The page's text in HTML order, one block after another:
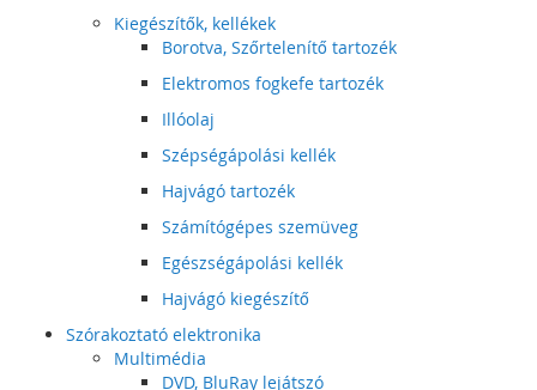
Kiegészítők, kellékek
Borotva, Szőrtelenítő tartozék
Elektromos fogkefe tartozék
Illóolaj
Szépségápolási kellék
Hajvágó tartozék
Számítógépes szemüveg
Egészségápolási kellék
Hajvágó kiegészítő
Szórakoztató elektronika
Multimédia
DVD, BluRay lejátszó